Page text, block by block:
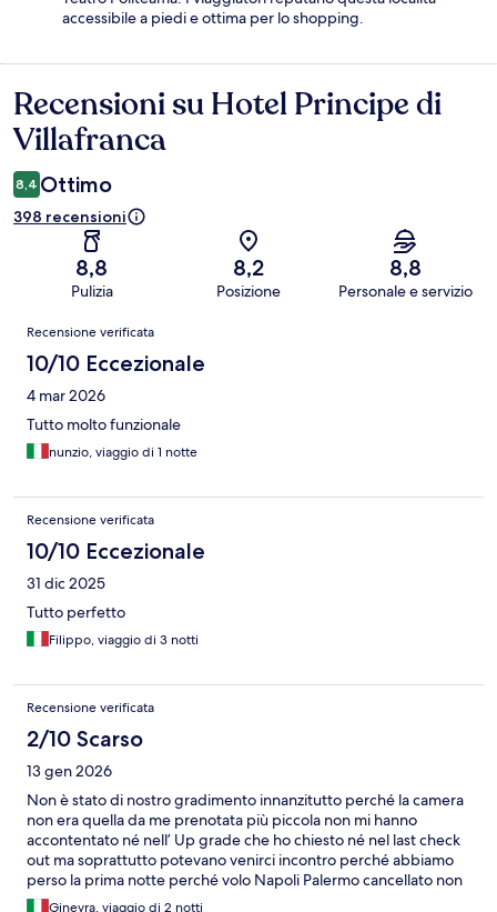
accessibile a piedi e ottima per lo shopping.
Recensioni
Recensioni su Hotel Principe di
Villafranca
8,4 Ottimo
398 recensioni
8,8
Pulizia
8,2
Posizione
8,8
Personale e servizio
Recensioni
Recensione verificata
10/10 Eccezionale
4 mar 2026
Tutto molto funzionale
nunzio, viaggio di 1 notte
Recensione verificata
10/10 Eccezionale
31 dic 2025
Tutto perfetto
Filippo, viaggio di 3 notti
Recensione verificata
2/10 Scarso
13 gen 2026
Non è stato di nostro gradimento innanzitutto perché la camera
non era quella da me prenotata più piccola non mi hanno
accontentato né nell’ Up grade che ho chiesto né nel last check
out ma soprattutto potevano venirci incontro perché abbiamo
perso la prima notte perché volo Napoli Palermo cancellato non
sono proprio stati ospitali ed elastici
Ginevra, viaggio di 2 notti